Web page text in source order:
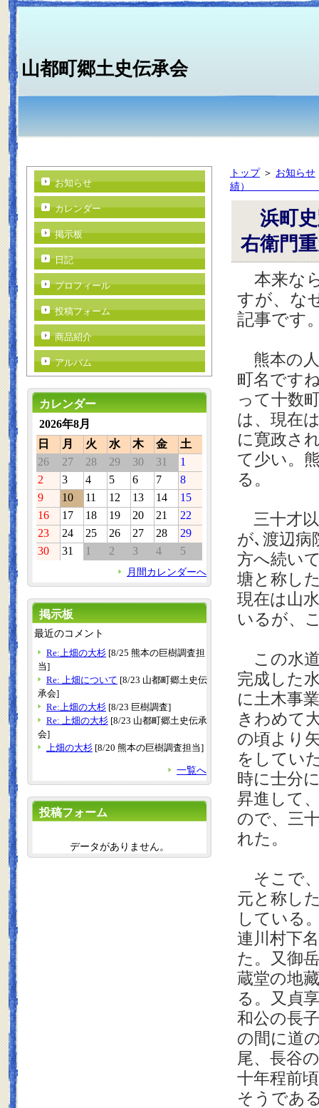
山都町郷土史伝承会
トップ＞ お知らせ
績） 井
浜町史
右衛
本来な
すが、な
記事です
熊本の人
町名です
って十数
は、現在
に寛政さ
て少い。
る。
三十才
が､渡辺病
方へ続い
塘と称し
現在は山
いるが、
この水道
完成した
に土木事
きわめて
の頃より
をしてい
時に士分
昇進して
ので、三
れた。
そこで、
元と称し
している
連川村下
た。又御
蔵堂の地
る。又貞
和公の長
の間に道
尾、長谷
十年程前
そうであ
お知らせ
カレンダー
掲示板
日記
プロフィール
投稿フォーム
商品紹介
アルバム
カレンダー
2026年8月
日
月 火 水 木 金
土
26
27 28 29 30 31
1
2
3 4 5 6 7
8
9
10 11 12 13 14
15
16
17 18 19 20 21
22
23
24 25 26 27 28
29
30
31 1 2 3 4 5
月間カレンダーへ
掲示板
最近のコメント
Re:上畑の大杉 [8/25 熊本の巨樹調査担
当]
Re: 上畑について [8/23 山都町郷土史伝
承会]
Re:上畑の大杉 [8/23 巨樹調査]
Re: 上畑の大杉 [8/23 山都町郷土史伝承
会]
上畑の大杉 [8/20 熊本の巨樹調査担当]
一覧へ
投稿フォーム
データがありません。